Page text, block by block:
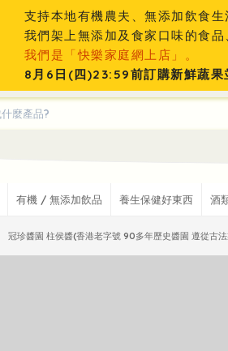
支持本地有機農夫、無添加飲食生
我們架上無添加及食家口味的食
我們是「快樂家庭網上店」。
8月6日(四)23:59前訂購新鮮蔬果
有機 / 無添加飲品 養生保健好東西 酒
冠珍醬園 柱侯醬(香港老字號 90多年歷史醬園 遵從古